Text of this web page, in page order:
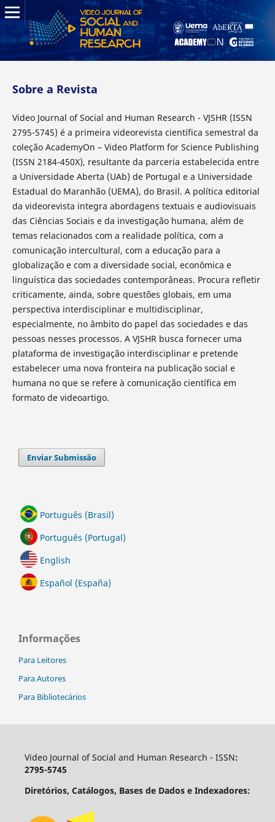
Sobre a Revista
Video Journal of Social and Human Research - VJSHR (ISSN
2795-5745) é a primeira videorevista científica semestral da
coleção AcademyOn – Video Platform for Science Publishing
(ISSN 2184-450X), resultante da parceria estabelecida entre
a Universidade Aberta (UAb) de Portugal e a Universidade
Estadual do Maranhão (UEMA), do Brasil. A política editorial
da videorevista integra abordagens textuais e audiovisuais
das Ciências Sociais e da investigação humana, além de
temas relacionados com a realidade política, com a
comunicação intercultural, com a educação para a
globalização e com a diversidade social, econômica e
linguística das sociedades contemporâneas. Procura refletir
criticamente, ainda, sobre questões globais, em uma
perspectiva interdisciplinar e multidisciplinar,
especialmente, no âmbito do papel das sociedades e das
pessoas nesses processos. A VJSHR busca fornecer uma
plataforma de investigação interdisciplinar e pretende
estabelecer uma nova fronteira na publicação social e
humana no que se refere à comunicação científica em
formato de videoartigo.
Enviar Submissão
Português (Brasil)
Português (Portugal)
English
Español (España)
Informações
Para Leitores
Para Autores
Para Bibliotecários
Video Journal of Social and Human Research - ISSN:
2795-5745
Diretórios, Catálogos, Bases de Dados e Indexadores: